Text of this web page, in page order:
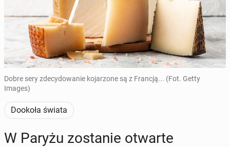
Dobre sery zdecydowanie kojarzone są z Francją... (Fot. Getty
Images)
Dookoła świata
W Paryżu zo­sta­nie otwarte